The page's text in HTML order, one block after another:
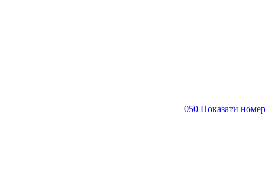
050 Показати номер